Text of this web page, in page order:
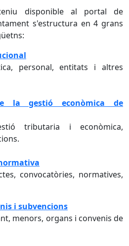
disponible al portal de
s'estructura en 4 grans
personal, entitats i altres
la gestió econòmica de
tributaria i econòmica,
convocatòries, normatives,
i subvencions
menors, organs i convenis de